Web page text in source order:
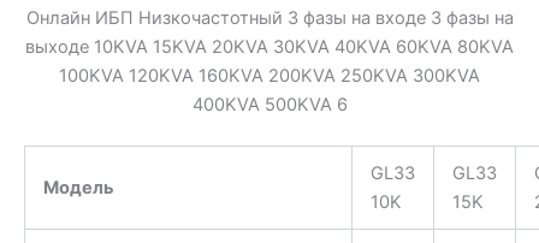
Онлайн ИБП Низкочастотный 3 фазы на входе 3 фазы на
выходе 10KVA 15KVA 20KVA 30KVA 40KVA 60KVA 80KVA
100KVA 120KVA 160KVA 200KVA 250KVA 300KVA
400KVA 500KVA 6
Модель
GL33
10K
GL33
15K